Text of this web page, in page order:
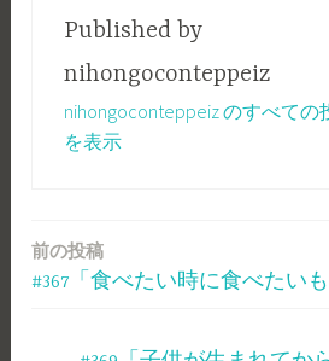
Published by
nihongoconteppeiz
nihongoconteppeiz のすべての
を表示
投
前の投稿
#367「食べたい時に食べたい